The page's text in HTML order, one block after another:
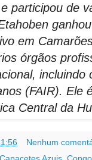
participou de
em
órgãos
(FAIR). Ele
Central da
Nenhum